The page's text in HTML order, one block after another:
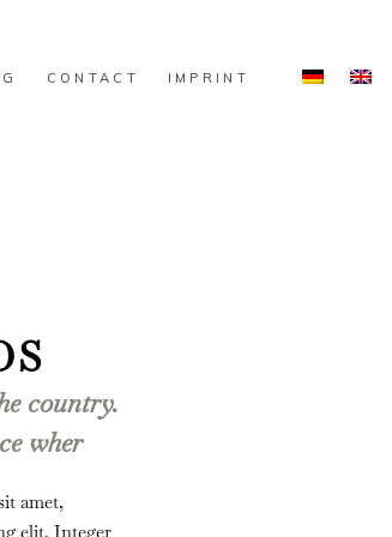
CONTACT IMPRINT
country.
wher
amet,
elit. Integer